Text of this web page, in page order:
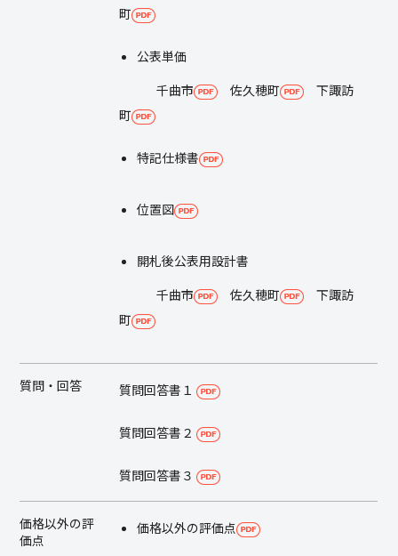
町
公表単価
千曲市
佐久穂町
下諏訪
町
特記仕様書
位置図
開札後公表用設計書
千曲市
佐久穂町
下諏訪
町
質問・回答 質問回答書１
質問回答書２
質問回答書３
価格以外の評
価点
価格以外の評価点